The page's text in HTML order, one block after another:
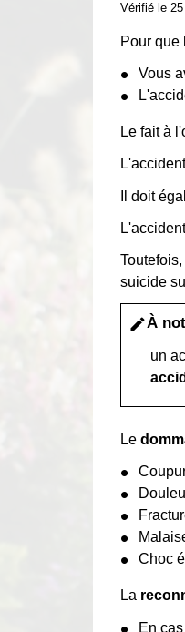
Vérifié le
Pour que
Vous
Le fait à
Il doit
suicide
editÀ
un
Le
Choc
La
En